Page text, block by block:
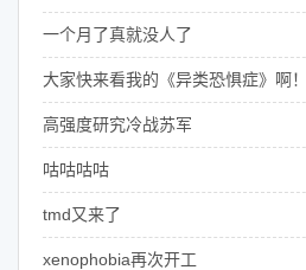
一个月了真就没人了
大家快来看我的《异类恐惧症》啊！
高强度研究冷战苏军
咕咕咕咕
tmd又来了
xenophobia再次开工